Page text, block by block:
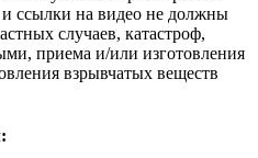
ссылки на видео не должны
случаев, катастроф,
приема и/или изготовления
взрывчатых веществ